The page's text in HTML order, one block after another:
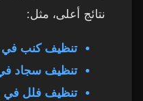
نتائج أعلى، مثل:
تنظيف كنب في
تنظيف سجاد
تنظيف فلل في